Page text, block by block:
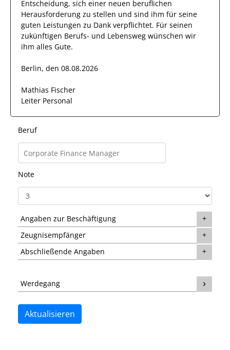
Entscheidung, sich einer neuen beruflichen
Herausforderung zu stellen und sind ihm für seine
guten Leistungen zu Dank verpflichtet. Für seinen
zukünftigen Berufs- und Lebensweg wünschen wir
ihm alles Gute.
Berlin, den 08.08.2026
Mathias Fischer
Leiter Personal
Beruf
Note
Angaben zur Beschäftigung
Zeugnisempfänger
Abschließende Angaben
Werdegang
Aktualisieren